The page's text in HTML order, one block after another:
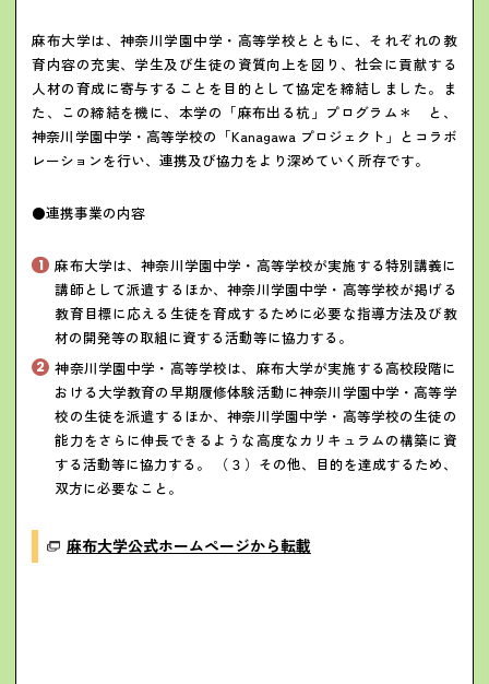
麻布大学は、神奈川学園中学・高等学校とともに、それぞれの教
育内容の充実、学生及び生徒の資質向上を図り、社会に貢献する
人材の育成に寄与することを目的として協定を締結しました。ま
た、この締結を機に、本学の「麻布出る杭」プログラム ＊ と、
神奈川学園中学・高等学校の「Kanagawa プロジェクト」とコラボ
レーションを行い、連携及び協力をより深めていく所存です。
●連携事業の内容
麻布大学は、神奈川学園中学・高等学校が実施する特別講義に
講師として派遣するほか、神奈川学園中学・高等学校が掲げる
教育目標に応える生徒を育成するために必要な指導方法及び教
材の開発等の取組に資する活動等に協力する。
神奈川学園中学・高等学校は、麻布大学が実施する高校段階に
おける大学教育の早期履修体験活動に神奈川学園中学・高等学
校の生徒を派遣するほか、神奈川学園中学・高等学校の生徒の
能力をさらに伸長できるような高度なカリキュラムの構築に資
する活動等に協力する。 （３）その他、目的を達成するため、
双方に必要なこと。
麻布大学公式ホームページから転載